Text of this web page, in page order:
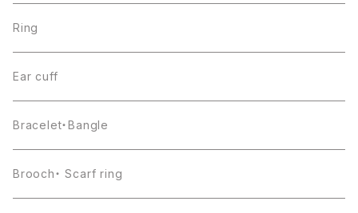
Ring
Ear cuff
Bracelet・Bangle
Brooch・ Scarf ring